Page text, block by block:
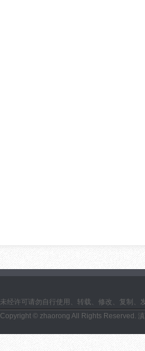
未经许可请勿自行使用、转载、修改、复制
Copyright © zhaorong All Rights Reserved.